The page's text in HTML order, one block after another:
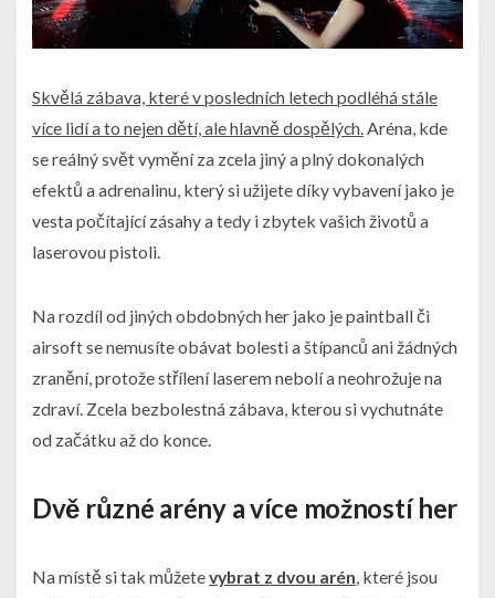
Skvělá zábava, které v posledních letech podléhá stále
více lidí a to nejen dětí, ale hlavně dospělých. Aréna, kde
se reálný svět vymění za zcela jiný a plný dokonalých
efektů a adrenalinu, který si užijete díky vybavení jako je
vesta počítající zásahy a tedy i zbytek vašich životů a
laserovou pistoli.
Na rozdíl od jiných obdobných her jako je paintball či
airsoft se nemusíte obávat bolesti a štípanců ani žádných
zranění, protože střílení laserem nebolí a neohrožuje na
zdraví. Zcela bezbolestná zábava, kterou si vychutnáte
od začátku až do konce.
Dvě různé arény a více možností her
Na místě si tak můžetevybrat z dvou arén , které jsou